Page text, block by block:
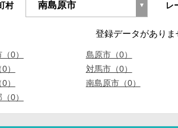
村 レ
登録データがありま
0） 島原市（0）
） 対馬市（0）
） 南島原市（0）
0）